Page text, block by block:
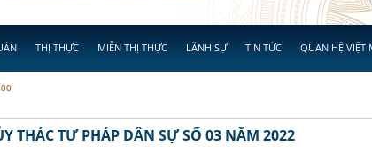
THỊ THỰC MIỄN THỊ THỰC LÃNH SỰ TIN TỨC QUAN HỆ VIỆT
THÁC TƯ PHÁP DÂN SỰ SỐ 03 NĂM 2022